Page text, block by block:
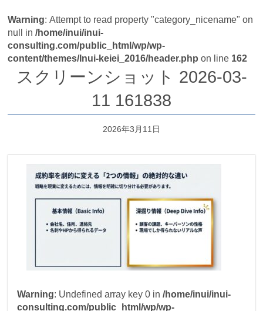
Warning: Attempt to read property "category_nicename" on
null in/home/inui/inui-
consulting.com/public_html/wp/wp-
content/themes/Inui-keiei_2016/header.php on line 162
スクリーンショット 2026-03-
11 161838
2026年3月11日
Warning : Undefined array key 0 in/home/inui/inui-
consulting.com/public_html/wp/wp-